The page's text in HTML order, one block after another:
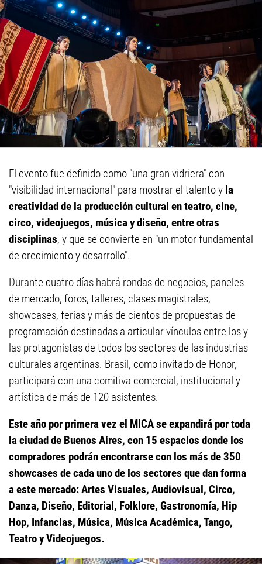
El evento fue definido como "una gran vidriera" con
"visibilidad internacional" para mostrar el talento y la
creatividad de la producción cultural en teatro, cine,
circo, videojuegos, música y diseño, entre otras
disciplinas, y que se convierte en "un motor fundamental
de crecimiento y desarrollo".
Durante cuatro días habrá rondas de negocios, paneles
de mercado, foros, talleres, clases magistrales,
showcases, ferias y más de cientos de propuestas de
programación destinadas a articular vínculos entre los y
las protagonistas de todos los sectores de las industrias
culturales argentinas. Brasil, como invitado de Honor,
participará con una comitiva comercial, institucional y
artística de más de 120 asistentes.
Este año por primera vez el MICA se expandirá por toda
la ciudad de Buenos Aires, con 15 espacios donde los
compradores podrán encontrarse con los más de 350
showcases de cada uno de los sectores que dan forma
a este mercado: Artes Visuales, Audiovisual, Circo,
Danza, Diseño, Editorial, Folklore, Gastronomía, Hip
Hop, Infancias, Música, Música Académica, Tango,
Teatro y Videojuegos.